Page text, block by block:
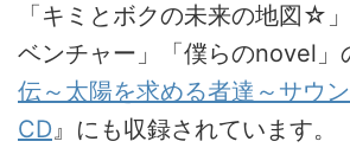
「キミとボクの未来の地図☆
ベンチャー」「僕らのnovel」
伝～太陽を求める者達～サウ
CD』にも収録されています。